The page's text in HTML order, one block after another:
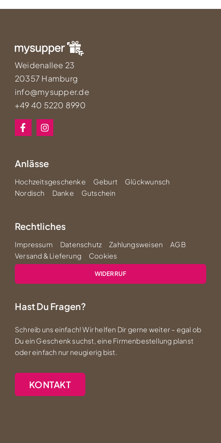
Weidenallee 23
20357 Hamburg
info@mysupper.de
+49 40 5220 8990
Anlässe
Hochzeitsgeschenke Geburt
Glückwunsch
Nordisch
Danke Gutschein
Rechtliches
Impressum Datenschutz Zahlungsweisen
AGB
Versand & Lieferung
Cookies
WIDERRUF
Hast Du Fragen?
Schreib uns einfach! Wir helfen Dir gerne weiter – egal ob
Du ein Geschenk suchst, eine Firmenbestellung planst
oder einfach nur neugierig bist.
KONTAKT